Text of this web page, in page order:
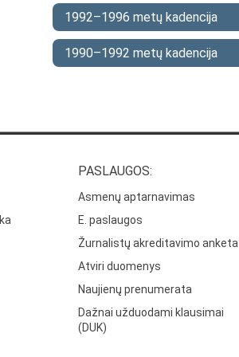
1992–1996 metų kadencija
1990–1992 metų kadencija
PASLAUGOS:
Asmenų aptarnavimas
E. paslaugos
Žurnalistų akreditavimo anketa
Atviri duomenys
Naujienų prenumerata
Dažnai užduodami klausimai
(DUK)